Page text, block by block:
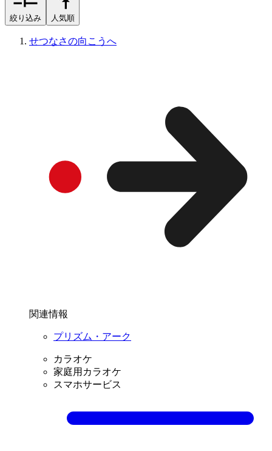
絞り込み 人気順
せつなさの向こうへ
関連情報
プリズム・アーク
カラオケ
家庭用カラオケ
スマホサービス